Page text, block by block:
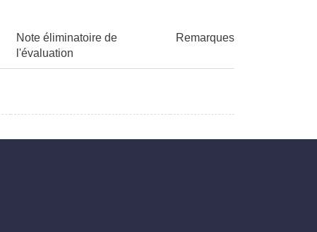
Note éliminatoire de
l'évaluation
Remarques